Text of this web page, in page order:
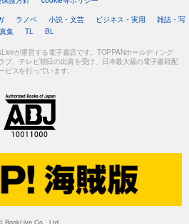
ラノベ 小説・文芸 ビジネス・実用
雑誌・写
真集
TL BL
が運営する電子書店です。TOPPANホールディング
ブ、テレビ朝日の出資を受け、日本最大級の電子書籍配
ビスを行っています。